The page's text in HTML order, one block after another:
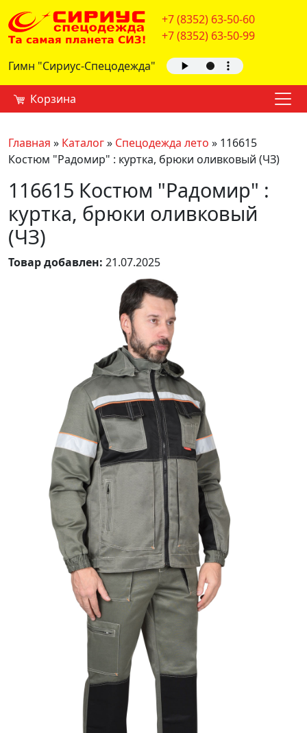
+7 (8352) 63-50-60
+7 (8352) 63-50-99
Гимн "Сириус-Спецодежда"
Корзина
Главная » Каталог» Спецодежда лето » 116615
Костюм "Радомир" : куртка, брюки оливковый (ЧЗ)
116615 Костюм "Радомир" :
куртка, брюки оливковый
(ЧЗ)
Товар добавлен: 21.07.2025